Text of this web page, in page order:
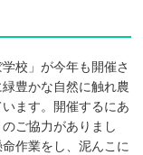
校」が今年も開催さ
豊かな自然に触れ農
ます。開催するにあ
ご協力がありまし
作業をし、泥んこに